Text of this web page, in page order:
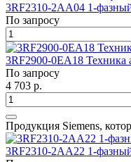
3RF2310-2AA04 1-
По запросу
3RF2900-0EA18 Техника
По запросу
4 703 р.
Продукция Siemens,
3RF2310-2AA22 1-